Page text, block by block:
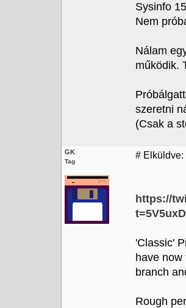
Sysinfo
Nem
Nálam
működik.
szeretni
(Csak a
GK
Tag
# Elküldve:
https://
'Classic'
have
branch
Rough